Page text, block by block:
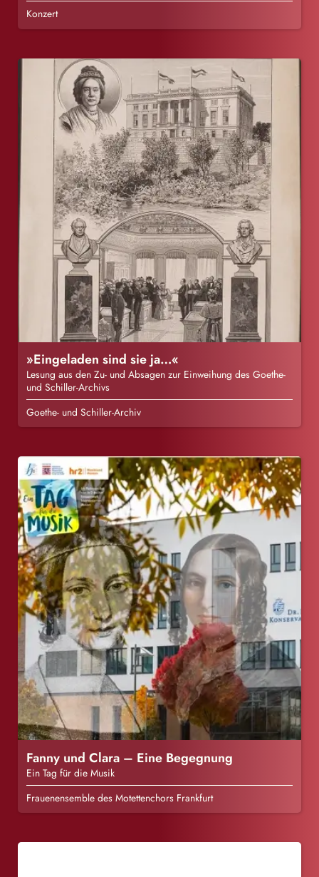
Konzert
»Eingeladen sind sie ja…«
Lesung aus den Zu- und Absagen zur Einweihung des Goethe-
und Schiller-Archivs
Goethe- und Schiller-Archiv
Fanny und Clara – Eine Begegnung
Ein Tag für die Musik
Frauenensemble des Motettenchors Frankfurt